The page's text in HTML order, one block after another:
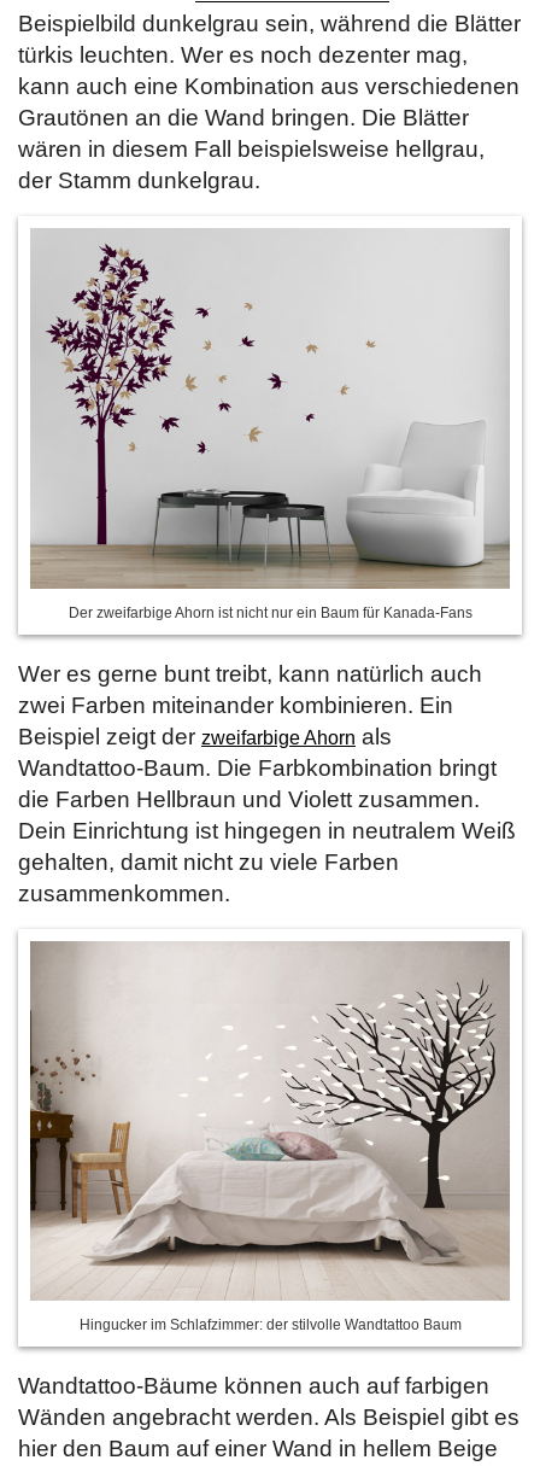
Beispielbild dunkelgrau sein, während die Blätter
türkis leuchten. Wer es noch dezenter mag,
kann auch eine Kombination aus verschiedenen
Grautönen an die Wand bringen. Die Blätter
wären in diesem Fall beispielsweise hellgrau,
der Stamm dunkelgrau.
Der zweifarbige Ahorn ist nicht nur ein Baum für Kanada-Fans
Wer es gerne bunt treibt, kann natürlich auch
zwei Farben miteinander kombinieren. Ein
Beispiel zeigt der zweifarbige Ahorn als
Wandtattoo-Baum. Die Farbkombination bringt
die Farben Hellbraun und Violett zusammen.
Dein Einrichtung ist hingegen in neutralem Weiß
gehalten, damit nicht zu viele Farben
zusammenkommen.
Hingucker im Schlafzimmer: der stilvolle Wandtattoo Baum
Wandtattoo-Bäume können auch auf farbigen
Wänden angebracht werden. Als Beispiel gibt es
hier den Baum auf einer Wand in hellem Beige